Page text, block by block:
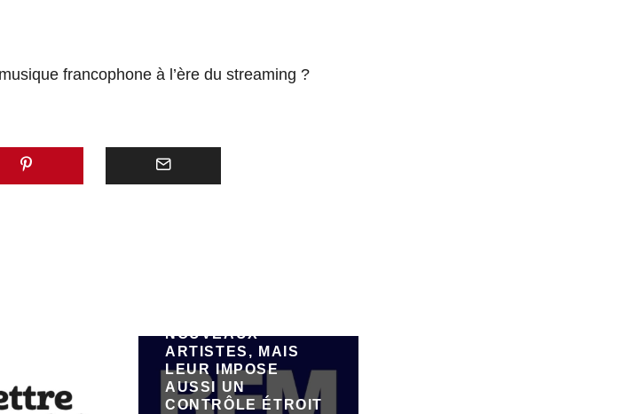
francophone à l’ère du streaming ?
NOUVEAUX
ARTISTES, MAIS
LEUR IMPOSE
AUSSI UN
CONTRÔLE ÉTROIT